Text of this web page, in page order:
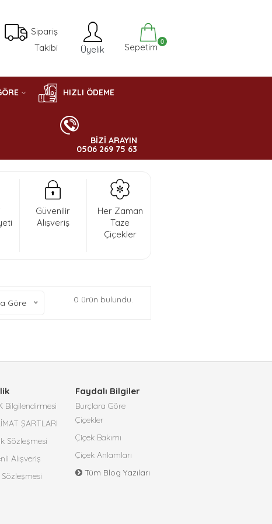
Sipariş
Takibi
Üyelik Sepetim 0
HIZLI ÖDEME
BİZİ ARAYIN
0506 269 75 63
Güvenilir
Alışveriş
Her Zaman
Taze
Çiçekler
Göre 0 ürün bulundu.
Bilgilendirmesi
ŞARTLARI
Sözleşmesi
Alışveriş
Sözleşmesi
Faydalı Bilgiler
Burçlara Göre
Çiçekler
Çiçek Bakımı
Çiçek Anlamları
Tüm Blog Yazıları